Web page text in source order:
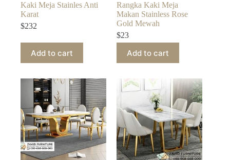
Kaki Meja Stainles Anti
Karat
$232
Add to cart
Rangka Kaki Meja
Makan Stainless Rose
Gold Mewah
$23
Add to cart